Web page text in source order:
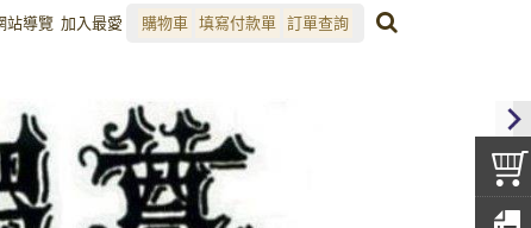
站導覽 加入最愛 購物車 填寫付款單 訂單查詢